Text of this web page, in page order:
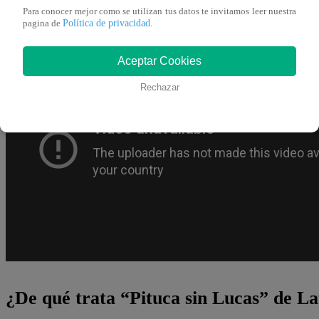
conversación entre ambas que cada vez que se iba
¿De qué trata “Pituca sin Lucas” de
Para conocer mejor como se utilizan tus datos te invitamos leer nuestra
pagina de Política de privacidad.
Aceptar Cookies
Rechazar